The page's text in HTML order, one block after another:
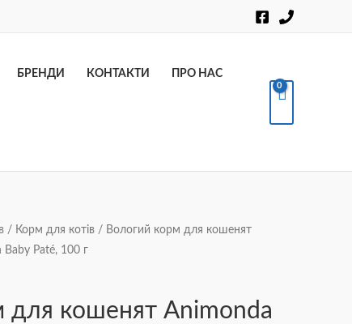
БРЕНДИ КОНТАКТИ ПРО НАС
/ Корм для котів / Вологий корм для кошенят
Paté, 100 г
для кошенят Animonda